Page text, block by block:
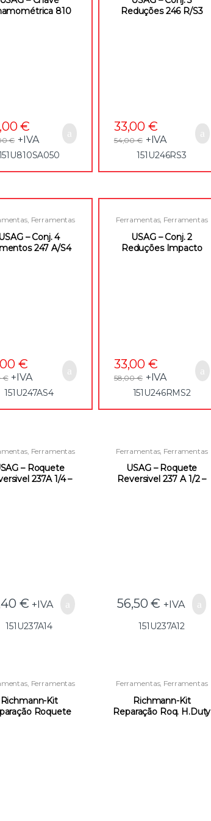
810
€
€ +IVA
Reduções 246 R/S3
33,00 €
54,00€ +IVA
151U246RS3
, Ferramentas
para Quadras
– Conj. 4
247 A/S4
€
€ +IVA
151U247AS4
Ferramentas, Ferramentas
Acessórios para Quadras
USAG – Conj. 2
Reduções Impacto
33,00 €
58,00€ +IVA
151U246RMS2
, Ferramentas
para Quadras
– Roquete
237A 1/4 –
€ +IVA
151U237A14
Ferramentas, Ferramentas
Acessórios para Quadras
USAG – Roquete
Reversivel 237 A 1/2 –
56,50€ +IVA
151U237A12
, Ferramentas
para Quadras
Richmann-Kit
Roquete
Ferramentas, Ferramentas
Acessórios para Quadras
Richmann-Kit
Reparação Roq. H.Duty